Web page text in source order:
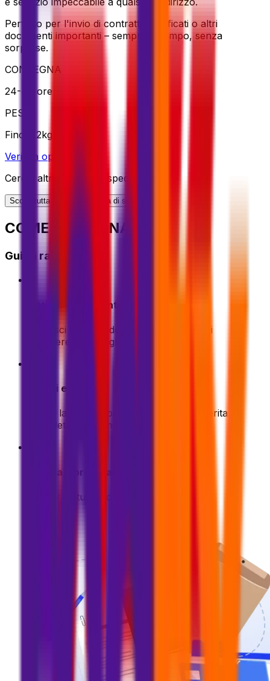
Perfetto per l'invio di contratti, certificati o altri
documenti importanti – sempre in tempo, senza
sorprese.
CONSEGNA
24-48 ore
PESO
Fino a 2kg
Verifica opzione
Cerchi altre opzioni di spedizione?
Scopri tutta la nostra gamma di soluzioni
COME FUNZIONA?
Guida rapida
Ottieni un preventivo
Inserisci i dettagli della tua spedizione. Ti
mostreremo le migliori offerte all'istante
Scegli e paga
Scegli la tua opzione di spedizione preferita e
completa il pagamento in modo sicuro
Imballa e prepara
Prepara il tuo pacco